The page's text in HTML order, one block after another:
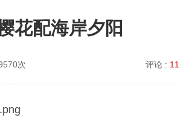
花配海岸夕阳
次 评论 : 11